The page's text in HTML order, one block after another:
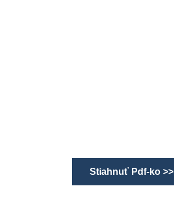
Stiahnuť Pdf-ko >>